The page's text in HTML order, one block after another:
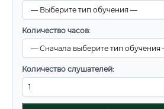
Количество часов:
Количество слушателей: